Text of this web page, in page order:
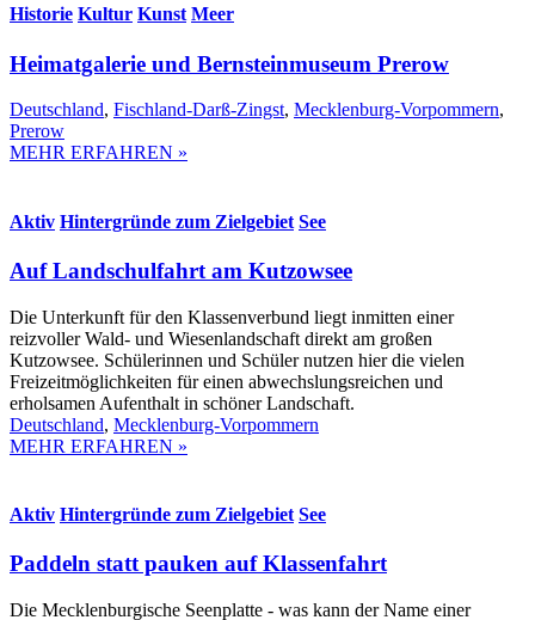
Historie Kultur Kunst Meer
Heimatgalerie und Bernsteinmuseum Prerow
Deutschland, Fischland-Darß-Zingst, Mecklenburg-Vorpommern,
Prerow
MEHR ERFAHREN »
Aktiv Hintergründe zum Zielgebiet See
Auf Landschulfahrt am Kutzowsee
Die Unterkunft für den Klassenverbund liegt inmitten einer
reizvoller Wald- und Wiesenlandschaft direkt am großen
Kutzowsee. Schülerinnen und Schüler nutzen hier die vielen
Freizeitmöglichkeiten für einen abwechslungsreichen und
erholsamen Aufenthalt in schöner Landschaft.
Deutschland, Mecklenburg-Vorpommern
MEHR ERFAHREN »
Aktiv Hintergründe zum Zielgebiet See
Paddeln statt pauken auf Klassenfahrt
Die Mecklenburgische Seenplatte - was kann der Name einer